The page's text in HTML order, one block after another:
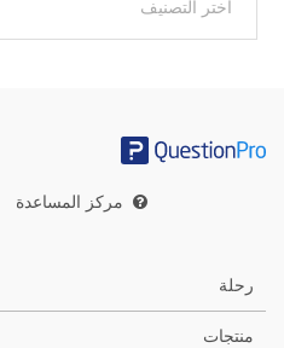
أخرى
مركز المساعدة
رحلة
منتجات